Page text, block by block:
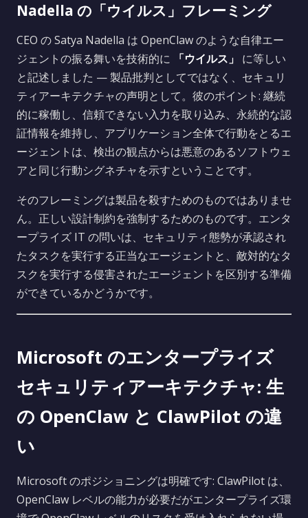
Nadella の「ウイルス」フレーミング
CEO の Satya Nadella は OpenClaw のような自律エー
ジェントの振る舞いを技術的に
「ウイルス」 に等しい
と記述しました — 製品批判としてではなく、セキュリ
ティアーキテクチャの声明として。彼のポイント: 継続
的に稼働し、信頼できない入力を取り込み、永続的な認
証情報を維持し、アプリケーション全体で行動をとるエ
ージェントは、検出の観点からは悪意のあるソフトウェ
アと同じ行動シグネチャを示すということです。
そのフレーミングは製品を殺すためのものではありませ
ん。正しい設計制約を強制するためのものです。エンタ
ープライズ IT の問いは、セキュリティ態勢が承認され
たタスクを実行する正当なエージェントと、敵対的なタ
スクを実行する侵害されたエージェントを区別する準備
ができているかどうかです。
Microsoft のエンタープライズ
セキュリティアーキテクチャ: 生
の OpenClaw と ClawPilot の違
い
Microsoft のポジショニングは明確です: ClawPilot は、
OpenClaw レベルの能力が必要だがエンタープライズ環